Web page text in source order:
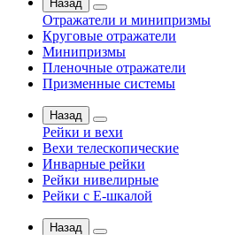
Назад
Отражатели и минипризмы
Круговые отражатели
Минипризмы
Пленочные отражатели
Призменные системы
Назад
Рейки и вехи
Вехи телескопические
Инварные рейки
Рейки нивелирные
Рейки с Е-шкалой
Назад